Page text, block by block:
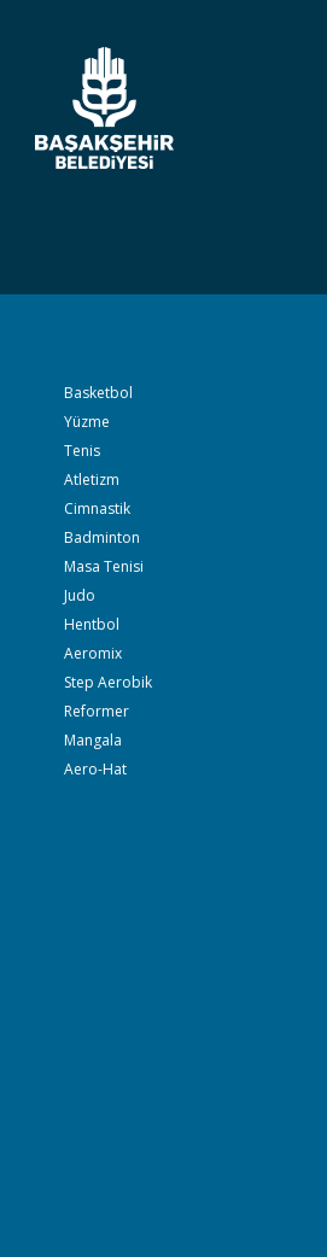
Basketbol
Yüzme
Tenis
Atletizm
Cimnastik
Badminton
Masa Tenisi
Judo
Hentbol
Aeromix
Step Aerobik
Reformer
Mangala
Aero-Hat